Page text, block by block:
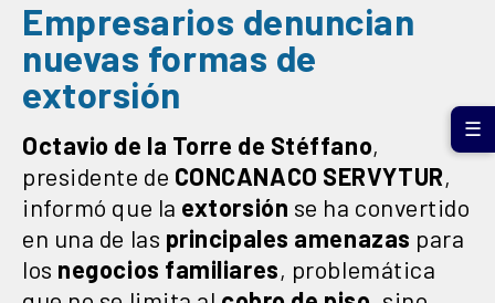
Empresarios denuncian
nuevas formas de
extorsión
Octavio de la Torre de Stéffano,
presidente de CONCANACO SERVYTUR,
informó que la extorsión se ha convertido
en una de las principales amenazas para
los negocios familiares, problemática
☰